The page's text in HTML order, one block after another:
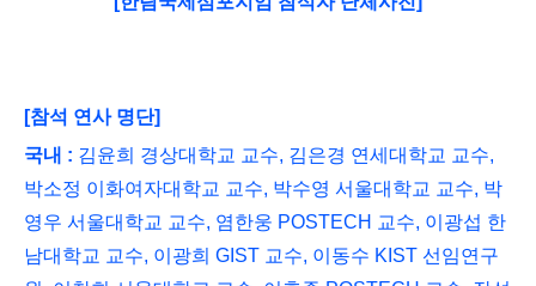
[참석 연사 명단]
국내 : 김윤희 경상대학교 교수, 김은경 연세대학교 교수,
박소정 이화여자대학교 교수, 박수영 서울대학교 교수, 박
영우 서울대학교 교수, 염한웅 POSTECH 교수, 이광섭 한
남대학교 교수, 이광희 GIST 교수, 이동수 KIST 선임연구